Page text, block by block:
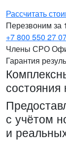
Рассчитать
Перезвоним за
+7 800 550 27
Члены СРО
Гарантия
состояния
с учётом
и